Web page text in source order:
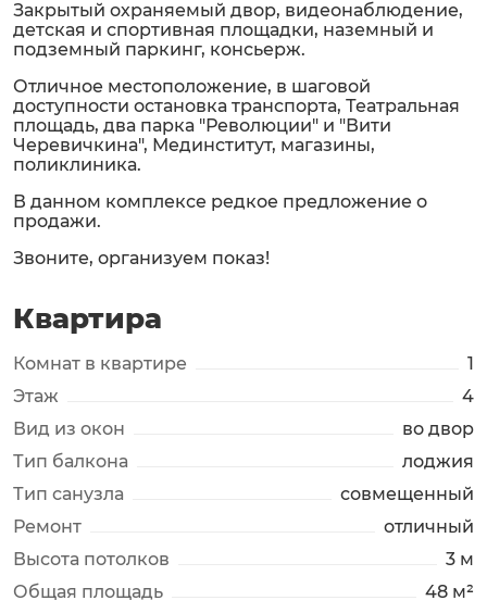
Закрытый охраняемый двор, видеонаблюдение,
детская и спортивная площадки, наземный и
подземный паркинг, консьерж.
Отличное местоположение, в шаговой
доступности остановка транспорта, Театральная
площадь, два парка "Революции" и "Вити
Черевичкина", Мединститут, магазины,
поликлиника.
В данном комплексе редкое предложение о
продажи.
Звоните, организуем показ!
Квартира
Комнат в квартире
1
Этаж
4
Вид из окон
во двор
Тип балкона
лоджия
Тип санузла
совмещенный
Ремонт
отличный
Высота потолков
3 м
Общая площадь
48 м²